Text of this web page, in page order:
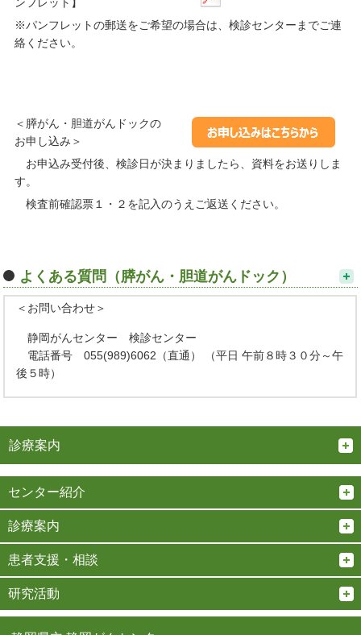
※パンフレットの郵送をご希望の場合は、検診センターまでご連
絡ください。
＜膵がん・胆道がんドックの
お申し込み＞
お申込み受付後、検診日が決まりましたら、資料をお送りしま
す。
検査前確認票１・２を記入のうえご返送ください。
よくある質問（膵がん・胆道がんドック）
＜お問い合わせ＞
静岡がんセンター 検診センター
電話番号 055(989)6062（直通） （平日 午前８時３０分～午
後５時）
診療案内
センター紹介
診療案内
患者支援・相談
研究活動